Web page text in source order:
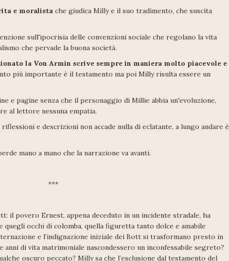
e moralista che giudica Milly e il suo tradimento, che suscita
sull'ipocrisia delle convenzioni sociale che regolano la vita
che pervade la buona società.
la Von Armin scrive sempre in maniera molto piacevole e
più importante è il testamento ma poi Milly risulta essere un
e pagine senza che il personaggio di Millie abbia un'evoluzione,
al lettore nessuna empatia.
e descrizioni non accade nulla di eclatante, a lungo andare è
mano a mano che la narrazione va avanti.
***
il povero Ernest, appena deceduto in un incidente stradale, ha
quegli occhi di colomba, quella figuretta tanto dolce e amabile
e l’indignazione iniziale dei Bott si trasformano presto in
anni di vita matrimoniale nascondessero un inconfessabile segreto?
oscuro peccato? Milly sa che l’esclusione dal testamento del